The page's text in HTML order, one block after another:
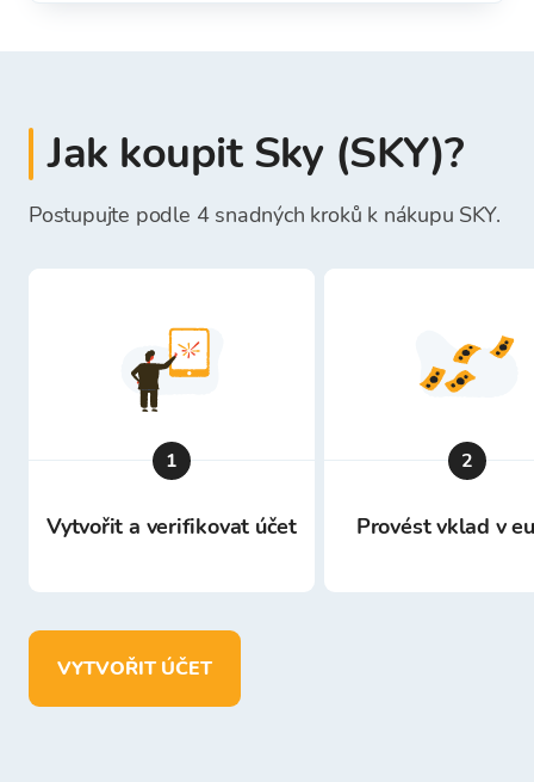
Jak koupit Sky (SKY)?
Postupujte podle 4 snadných kroků k nákupu SKY.
1
Vytvořit a verifikovat účet
2
Provést vklad v
VYTVOŘIT ÚČET